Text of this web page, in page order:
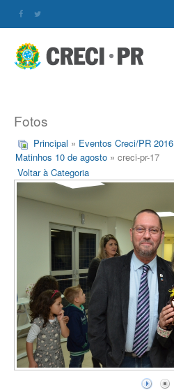
Fotos
Principal » Eventos Creci/PR 2016
Matinhos 10 de agosto » creci-pr-17
Voltar à Categoria